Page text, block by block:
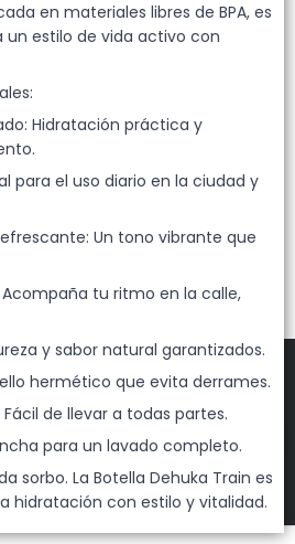
en materiales libres de BPA, es
estilo de vida activo con
Hidratación práctica y
para el uso diario en la ciudad y
Un tono vibrante que
tu ritmo en la calle,
y sabor natural garantizados.
hermético que evita derrames.
de llevar a todas partes.
para un lavado completo.
sorbo. La Botella Dehuka Train es
hidratación con estilo y vitalidad.
FILTROS
© 2026
Para reclamos
ingresá acá.